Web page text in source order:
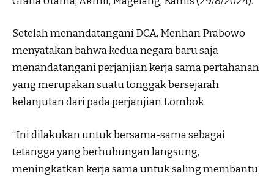
Setelah menandatangani DCA, Menhan Prabowo
menyatakan bahwa kedua negara baru saja
menandatangani perjanjian kerja sama pertahanan
yang merupakan suatu tonggak bersejarah
kelanjutan dari pada perjanjian Lombok.
“Ini dilakukan untuk bersama-sama sebagai
tetangga yang berhubungan langsung,
meningkatkan kerja sama untuk saling membantu